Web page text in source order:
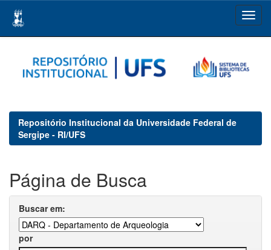
navigation
Repositório Institucional da Universidade Federal de
Sergipe - RI/UFS
Página de Busca
Buscar em:
por